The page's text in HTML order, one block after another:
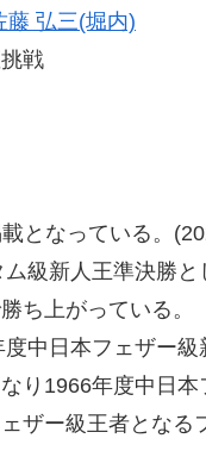
藤 弘三(堀内)
戦
となっている。
ム級新人王準決勝
ち上がっている。
度中日本フェザー
り1966年度中日本
ザー級王者とな